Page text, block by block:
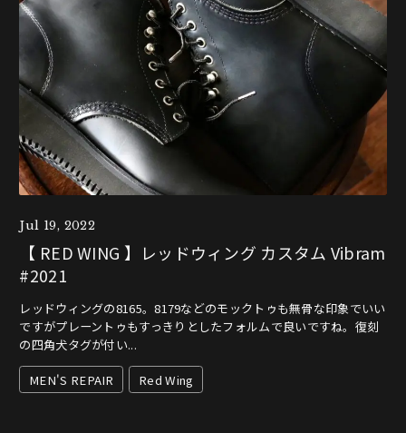
Jul 19, 2022
【 RED WING 】レッドウィング カスタム Vibram
#2021
レッドウィングの8165。8179などのモックトゥも無骨な印象でいい
ですがプレーントゥもすっきりとしたフォルムで良いですね。復刻
の四角犬タグが付い...
MEN'S REPAIR Red Wing